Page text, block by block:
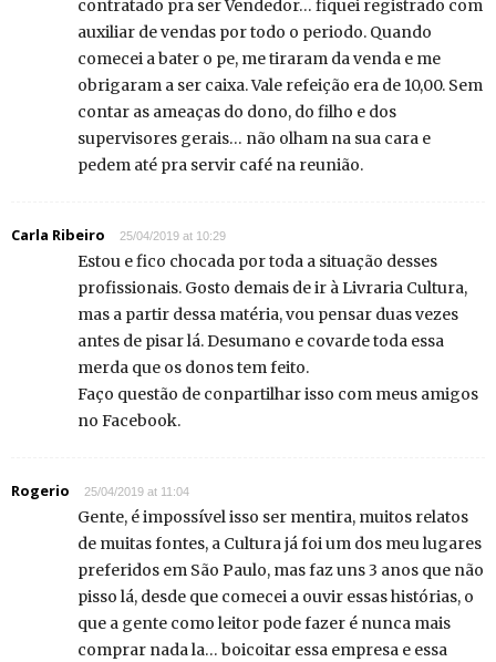
contratado pra ser Vendedor… fiquei registrado com
auxiliar de vendas por todo o periodo. Quando
comecei a bater o pe, me tiraram da venda e me
obrigaram a ser caixa. Vale refeição era de 10,00. Sem
contar as ameaças do dono, do filho e dos
supervisores gerais… não olham na sua cara e
pedem até pra servir café na reunião.
Carla Ribeiro 25/04/2019 at 10:29
Estou e fico chocada por toda a situação desses
profissionais. Gosto demais de ir à Livraria Cultura,
mas a partir dessa matéria, vou pensar duas vezes
antes de pisar lá. Desumano e covarde toda essa
merda que os donos tem feito.
Faço questão de conpartilhar isso com meus amigos
no Facebook.
Rogerio 25/04/2019 at 11:04
Gente, é impossível isso ser mentira, muitos relatos
de muitas fontes, a Cultura já foi um dos meu lugares
preferidos em São Paulo, mas faz uns 3 anos que não
pisso lá, desde que comecei a ouvir essas histórias, o
que a gente como leitor pode fazer é nunca mais
comprar nada la… boicoitar essa empresa e essa